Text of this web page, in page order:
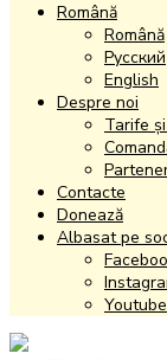
Română
Română
Русский
English
Despre noi
Tarife
Contacte
Donează
Albasat pe
Youtube
Facebook
Instagram
Youtube